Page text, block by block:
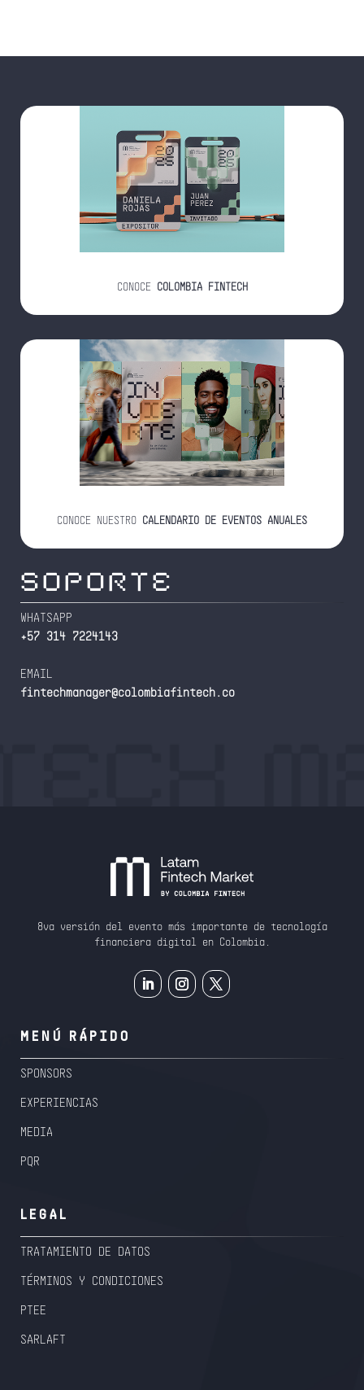
CONOCE COLOMBIA FINTECH
CONOCE NUESTRO CALENDARIO DE EVENTOS ANUALES
SOPORTE
WHATSAPP
+57 314 7224143
EMAIL
fintechmanager@colombiafintech.co
8va versión del evento más importante de tecnología
financiera digital en Colombia.
MENÚ RÁPIDO
SPONSORS
EXPERIENCIAS
MEDIA
PQR
LEGAL
TRATAMIENTO DE DATOS
TÉRMINOS Y CONDICIONES
PTEE
SARLAFT